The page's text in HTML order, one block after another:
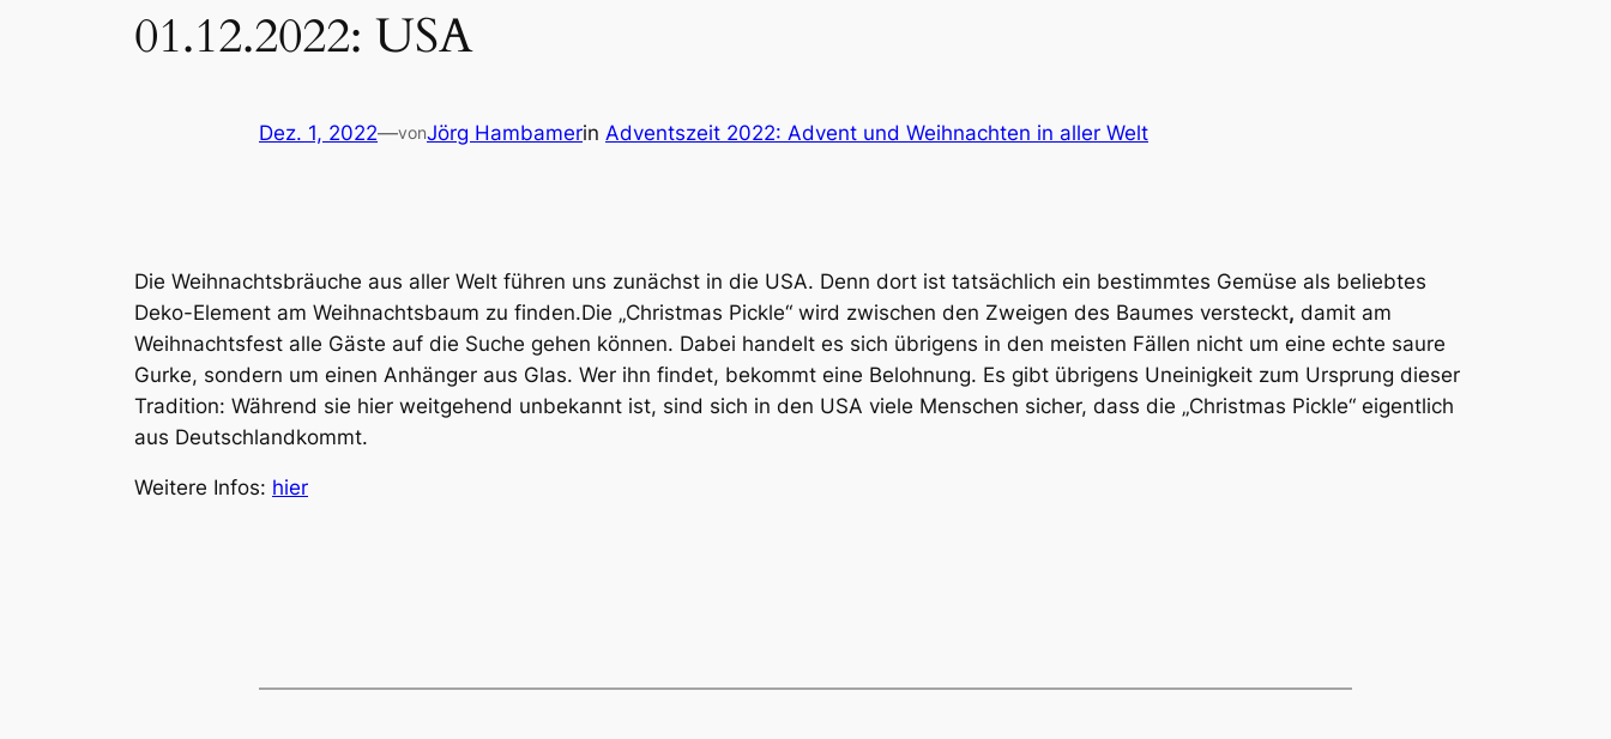
01.12.2022: USA
Dez. 1, 2022—vonJörg Hambamerin Adventszeit 2022: Advent und Weihnachten in aller Welt
Die Weihnachtsbräuche aus aller Welt führen uns zunächst in die USA. Denn dort ist tatsächlich ein bestimmtes Gemüse als beliebtes
Deko-Element am Weihnachtsbaum zu finden.Die „Christmas Pickle“ wird zwischen den Zweigen des Baumes versteckt, damit am
Weihnachtsfest alle Gäste auf die Suche gehen können. Dabei handelt es sich übrigens in den meisten Fällen nicht um eine echte saure
Gurke, sondern um einen Anhänger aus Glas. Wer ihn findet, bekommt eine Belohnung. Es gibt übrigens Uneinigkeit zum Ursprung dieser
Tradition: Während sie hier weitgehend unbekannt ist, sind sich in den USA viele Menschen sicher, dass die „Christmas Pickle“ eigentlich
aus Deutschlandkommt.
Weitere Infos: hier